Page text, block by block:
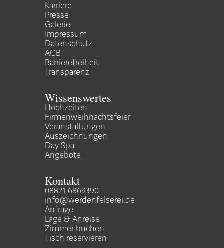
Transparenz
Barrierefreiheit
AGB
Datenschutz
Impressum
Galerie
Presse
Karriere
Angebote
Day Spa
Auszeichnungen
Veranstaltungen
Firmenweihnachtsfeier
Hochzeiten
Wissenswertes
Tisch reservieren
Zimmer buchen
Lage & Anreise
Anfrage
info@werdenfelserei.de
08821 6869390
Kontakt